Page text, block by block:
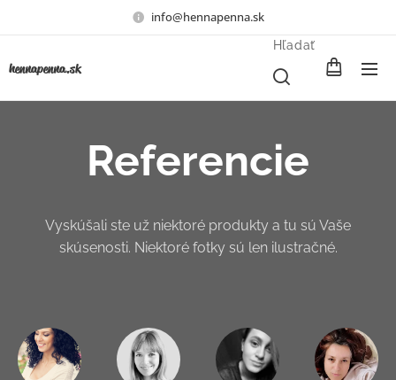
info@hennapenna.sk
hennapenna.sk
Hľadať
Referencie
Vyskúšali ste už niektoré produkty a tu sú Vaše
skúsenosti. Niektoré fotky sú len ilustračné.